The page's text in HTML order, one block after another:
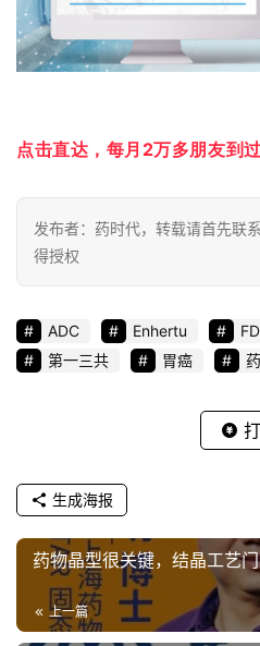
点击直达，每月2万多朋友到
发布者：药时代，转载请首先
得授权
ADC Enhertu
第一三共
胃癌
生成海报
药物晶型很关键，结晶工艺门
上一篇